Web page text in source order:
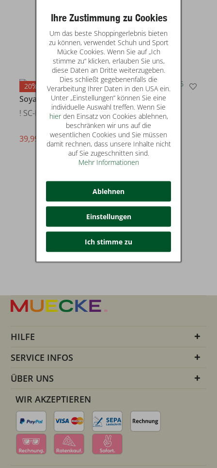
20
Soyaconcept
! SC-BANU 265
statt* 49,99 €
39,99 €
Soyaconcept
SC-SIHAM 36
39,99 €
HILFE
SERVICE INFOS
ÜBER UNS
WIR AKZEPTIEREN
Ihre Zustimmung zu Cookies
Um das beste Shoppingerlebnis bieten
zu können, verwendet Schuh und Sport
Mücke Cookies. Wenn Sie auf „Ich
stimme zu“ klicken, erlauben Sie uns,
diese Daten an Dritte weiterzugeben.
Dies schließt gegebenenfalls die
Verarbeitung Ihrer Daten in den USA ein.
Unter „Einstellungen“ können Sie eine
individuelle Auswahl treffen. Wenn Sie
hierden Einsatz von Cookies ablehnen,
beschränken wir uns auf die
wesentlichen Cookies und Sie müssen
damit rechnen, dass unsere Inhalte nicht
auf Sie zugeschnitten sind.
Mehr Informationen
Ablehnen
Einstellungen
Ich stimme zu